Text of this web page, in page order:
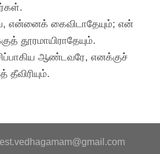
என்னைக் கைவிடாதேயும்; என்
தூரமாயிராதேயும்.
ஆண்டவரே, எனக்குச்